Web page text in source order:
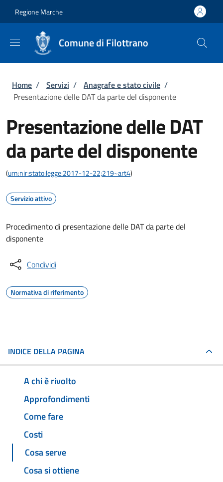
Regione Marche
Comune di Filottrano
Briciole di pane
Home / Servizi / Anagrafe e stato civile /
Presentazione delle DAT da parte del disponente
Presentazione delle DAT
da parte del disponente
(urn:nir:stato:legge:2017-12-22;219~art4)
Servizio attivo
Procedimento di presentazione delle DAT da parte del
disponente
Condividi
Normativa di riferimento
INDICE DELLA PAGINA
A chi è rivolto
Approfondimenti
Come fare
Costi
Cosa serve
Cosa si ottiene